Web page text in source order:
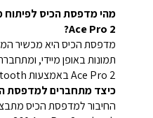
מהי מדפסת הכיס
Ace Pro 2?
מדפסת הכיס היא מכשיר
Ace Pro 2 באמצעות Bluetooth.
כיצד מתחברים למדפסת